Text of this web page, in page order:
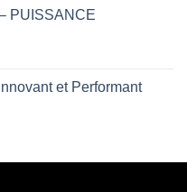
:
PUISSANCE
et Performant